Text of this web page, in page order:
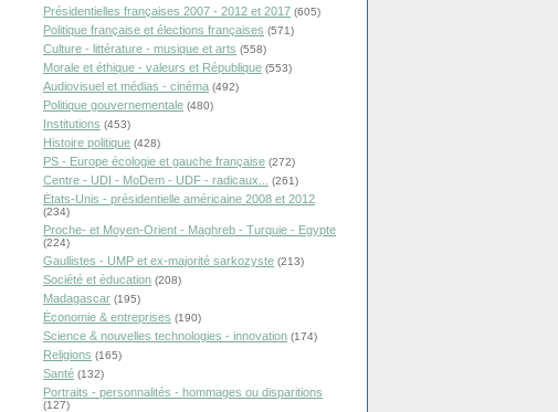
Présidentielles françaises 2007 - 2012 et 2017 (605)
Politique française et élections françaises (571)
Culture - littérature - musique et arts (558)
Morale et éthique - valeurs et République (553)
Audiovisuel et médias - cinéma (492)
Politique gouvernementale (480)
Institutions (453)
Histoire politique (428)
PS - Europe écologie et gauche française (272)
Centre - UDI - MoDem - UDF - radicaux... (261)
États-Unis - présidentielle américaine 2008 et 2012
(234)
Proche- et Moyen-Orient - Maghreb - Turquie - Egypte
(224)
Gaullistes - UMP et ex-majorité sarkozyste (213)
Société et éducation (208)
Madagascar (195)
Économie & entreprises (190)
Science & nouvelles technologies - innovation (174)
Religions (165)
Santé (132)
Portraits - personnalités - hommages ou disparitions
(127)